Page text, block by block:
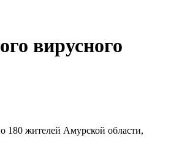
вирусного
180 жителей Амурской области,